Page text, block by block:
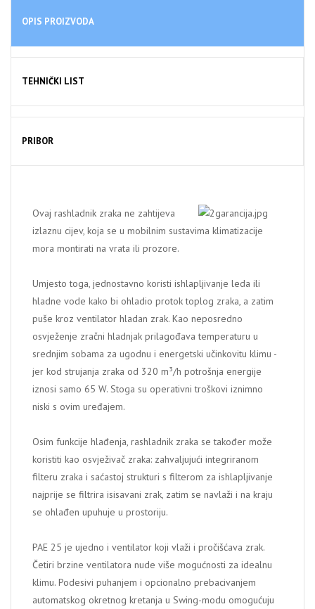
OPIS PROIZVODA
TEHNIČKI LIST
PRIBOR
Ovaj rashladnik zraka ne zahtijeva
izlaznu cijev, koja se u mobilnim sustavima klimatizacije
mora montirati na vrata ili prozore.
Umjesto toga, jednostavno koristi ishlapljivanje leda ili
hladne vode kako bi ohladio protok toplog zraka, a zatim
puše kroz ventilator hladan zrak. Kao neposredno
osvježenje zračni hladnjak prilagođava temperaturu u
srednjim sobama za ugodnu i energetski učinkovitu klimu -
jer kod strujanja zraka od 320 m³/h potrošnja energije
iznosi samo 65 W. Stoga su operativni troškovi iznimno
niski s ovim uređajem.
Osim funkcije hlađenja, rashladnik zraka se također može
koristiti kao osvježivač zraka: zahvaljujući integriranom
filteru zraka i saćastoj strukturi s filterom za ishlapljivanje
najprije se filtrira isisavani zrak, zatim se navlaži i na kraju
se ohlađen upuhuje u prostoriju.
PAE 25 je ujedno i ventilator koji vlaži i pročišćava zrak.
Četiri brzine ventilatora nude više mogućnosti za idealnu
klimu. Podesivi puhanjem i opcionalno prebacivanjem
automatskog okretnog kretanja u Swing-modu omogućuju